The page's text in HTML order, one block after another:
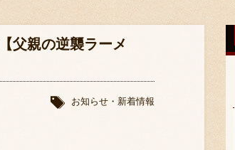
父親の逆襲ラーメ
お知らせ・新着情報